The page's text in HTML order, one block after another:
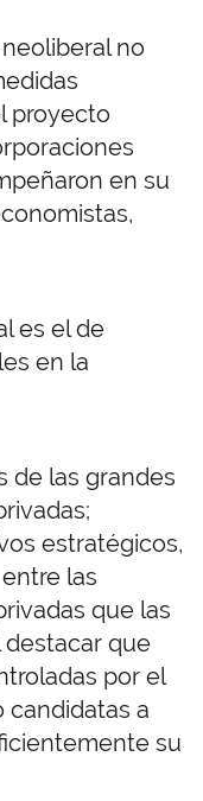
no
proyecto
en su
es el de
en la
de las grandes
estratégicos,
las
que las
que
por el
candidatas a
su